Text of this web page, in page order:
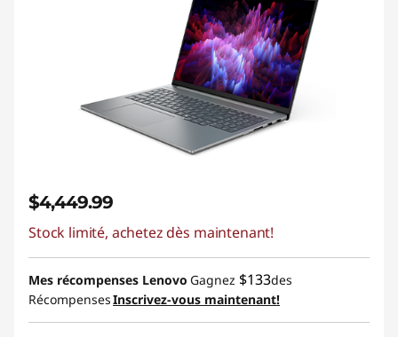
$4,449.99
Stock limité, achetez dès maintenant!
Mes récompenses Lenovo Gagnez $133des
RécompensesInscrivez-vous maintenant!